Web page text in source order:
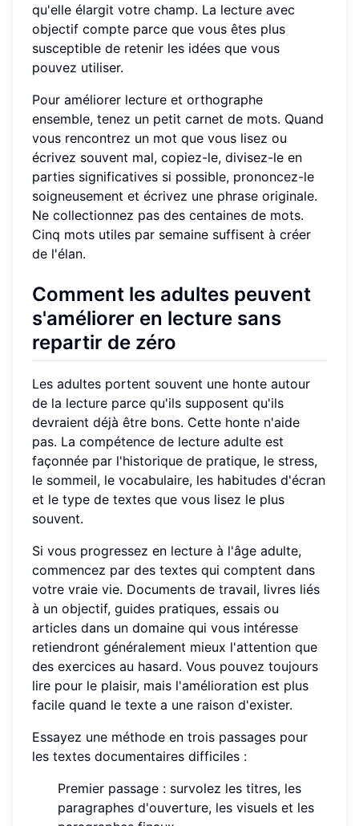
qu'elle élargit votre champ. La lecture avec
objectif compte parce que vous êtes plus
susceptible de retenir les idées que vous
pouvez utiliser.
Pour améliorer lecture et orthographe
ensemble, tenez un petit carnet de mots. Quand
vous rencontrez un mot que vous lisez ou
écrivez souvent mal, copiez-le, divisez-le en
parties significatives si possible, prononcez-le
soigneusement et écrivez une phrase originale.
Ne collectionnez pas des centaines de mots.
Cinq mots utiles par semaine suffisent à créer
de l'élan.
Comment les adultes peuvent
s'améliorer en lecture sans
repartir de zéro
Les adultes portent souvent une honte autour
de la lecture parce qu'ils supposent qu'ils
devraient déjà être bons. Cette honte n'aide
pas. La compétence de lecture adulte est
façonnée par l'historique de pratique, le stress,
le sommeil, le vocabulaire, les habitudes d'écran
et le type de textes que vous lisez le plus
souvent.
Si vous progressez en lecture à l'âge adulte,
commencez par des textes qui comptent dans
votre vraie vie. Documents de travail, livres liés
à un objectif, guides pratiques, essais ou
articles dans un domaine qui vous intéresse
retiendront généralement mieux l'attention que
des exercices au hasard. Vous pouvez toujours
lire pour le plaisir, mais l'amélioration est plus
facile quand le texte a une raison d'exister.
Essayez une méthode en trois passages pour
les textes documentaires difficiles :
Premier passage : survolez les titres, les
paragraphes d'ouverture, les visuels et les